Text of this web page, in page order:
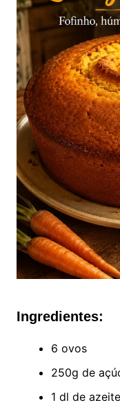
Ingredientes:
6 ovos
250g de
1 dl de azeite